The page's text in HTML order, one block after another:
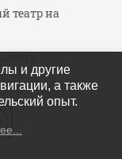
театр на
и другие
а также
опыт.